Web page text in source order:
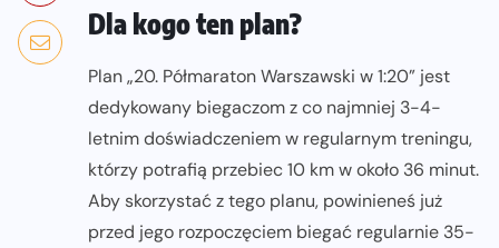
Dla kogo ten plan?
Plan „20. Półmaraton Warszawski w 1:20” jest
dedykowany biegaczom z co najmniej 3-4-
letnim doświadczeniem w regularnym treningu,
którzy potrafią przebiec 10 km w około 36 minut.
Aby skorzystać z tego planu, powinieneś już
przed jego rozpoczęciem biegać regularnie 35-